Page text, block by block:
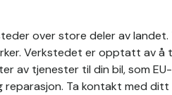
over store deler av
Verkstedet er opptatt av å
av tjenester til din bil, som
reparasjon. Ta kontakt med